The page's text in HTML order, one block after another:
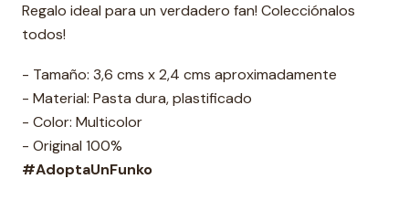
Regalo ideal para un verdadero fan! Colecciónalos
todos!
- Tamaño: 3,6 cms x 2,4 cms aproximadamente
- Material: Pasta dura, plastificado
- Color: Multicolor
- Original 100%
#AdoptaUnFunko